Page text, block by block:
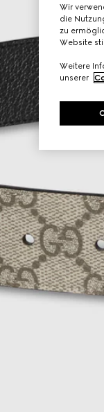
Wir
die
zu
Website
Weitere
unserer